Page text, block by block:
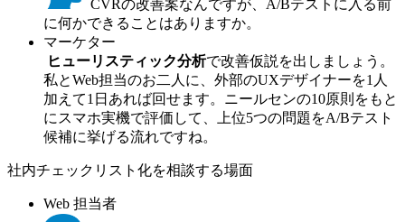
CVRの改善案なんですが、A/Bテストに入る前
に何かできることはありますか。
マーケター
ヒューリスティック分析で改善仮説を出しましょう。
私とWeb担当のお二人に、外部のUXデザイナーを1人
加えて1日あれば回せます。ニールセンの10原則をもと
にスマホ実機で評価して、上位5つの問題をA/Bテスト
候補に挙げる流れですね。
社内チェックリスト化を相談する場面
Web 担当者